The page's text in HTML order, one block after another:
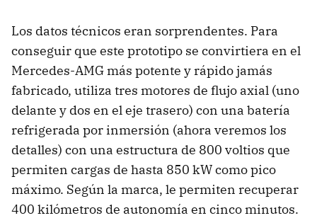
Los datos técnicos eran sorprendentes. Para
conseguir que este prototipo se convirtiera en el
Mercedes-AMG más potente y rápido jamás
fabricado, utiliza tres motores de flujo axial (uno
delante y dos en el eje trasero) con una batería
refrigerada por inmersión (ahora veremos los
detalles) con una estructura de 800 voltios que
permiten cargas de hasta 850 kW como pico
máximo. Según la marca, le permiten recuperar
400 kilómetros de autonomía en cinco minutos.